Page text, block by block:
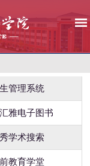
管理系统
雅电子图书
学术搜索
教育学堂